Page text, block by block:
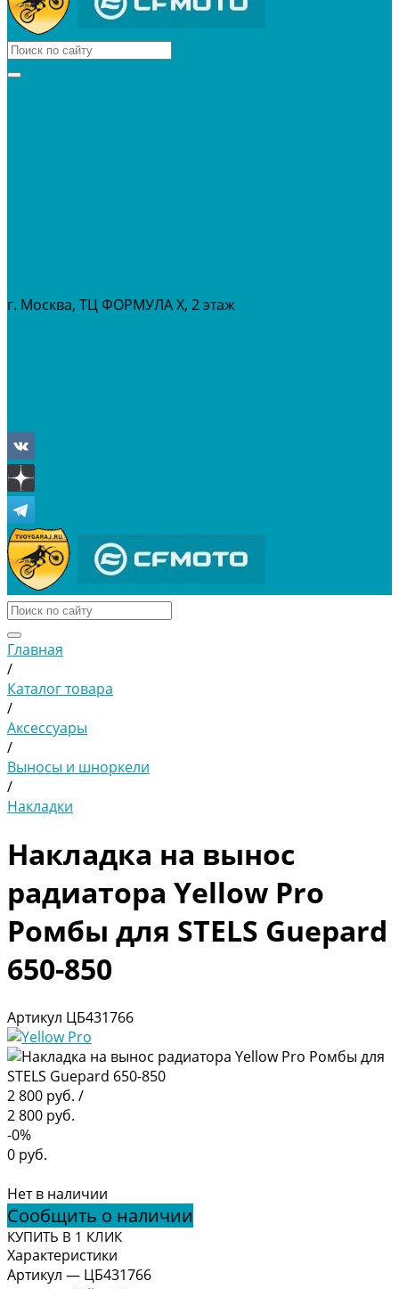
г. Москва, ТЦ ФОРМУЛА Х, 2 этаж
Главная
/
Каталог товара
/
Аксессуары
/
Выносы и шноркели
/
Накладки
Накладка на вынос
радиатора Yellow Pro
Ромбы для STELS Guepard
650-850
Артикул ЦБ431766
2 800 руб. /
2 800 руб.
-0%
0 руб.
Нет в наличии
Сообщить о наличии
КУПИТЬ В 1 КЛИК
Характеристики
Артикул — ЦБ431766